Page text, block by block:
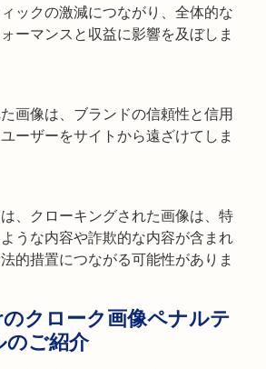
ックの激減につながり、全体的な
ーマンスと収益に影響を及ぼしま
画像は、ブランドの信頼性と信用
ーザーをサイトから遠ざけてしま
、クローキングされた画像は、特
うな内容や詐欺的な内容が含まれ
的措置につながる可能性がありま
クローク画像ペナルテ
のご紹介